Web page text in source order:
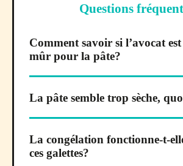
Questions
Comment savoir si l’avocat est
mûr pour la pâte?
La pâte semble trop sèche,
La congélation fonctionne-t-
ces galettes?